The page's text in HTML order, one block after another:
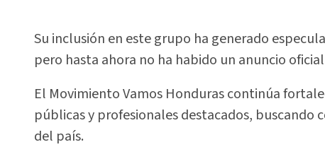
Su inclusión en este grupo ha generado
pero hasta ahora no ha habido un anuncio
El Movimiento Vamos Honduras continúa
públicas y profesionales destacados,
del país.